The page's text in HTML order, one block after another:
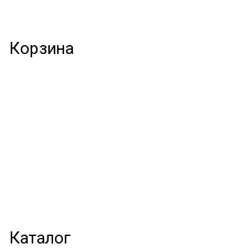
Корзина
Каталог